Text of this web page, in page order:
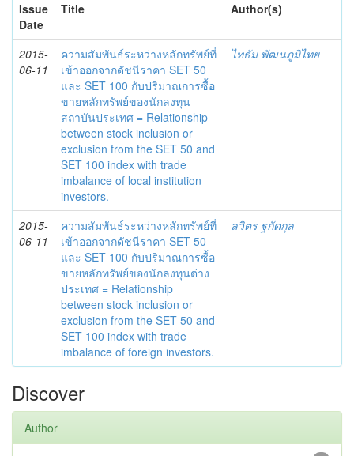
Issue
Date
Title Author(s)
2015-
06-11
ความสัมพันธ์ระหว่างหลักทรัพย์ที่
เข้าออกจากดัชนีราคา SET 50
และ SET 100 กับปริมาณการซื้อ
ขายหลักทรัพย์ของนักลงทุน
สถาบันประเทศ = Relationship
between stock inclusion or
exclusion from the SET 50 and
SET 100 index with trade
imbalance of local institution
investors.
ไทธัม พัฒนภูมิไทย
2015-
06-11
ความสัมพันธ์ระหว่างหลักทรัพย์ที่
เข้าออกจากดัชนีราคา SET 50
และ SET 100 กับปริมาณการซื้อ
ขายหลักทรัพย์ของนักลงทุนต่าง
ประเทศ = Relationship
between stock inclusion or
exclusion from the SET 50 and
SET 100 index with trade
imbalance of foreign investors.
ลวิตร ฐกัดกุล
Discover
Author